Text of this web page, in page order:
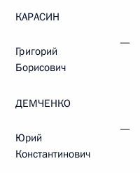
КАРАСИН
Григорий
Борисович
—
ДЕМЧЕНКО
Юрий
Константинович
—